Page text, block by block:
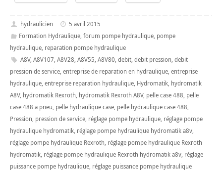
hydraulicien
5 avril 2015
Formation Hydraulique, forum pompe hydraulique, pompe
hydraulique, reparation pompe hydraulique
A8V, A8V107, A8V28, A8V55, A8V80, debit, debit pression, debit
pression de service, entreprise de reparation en hydraulique, entreprise
hydraulique, entreprise reparation hydraulique, Hydromatik, hydromatik
A8V, hydromatik Rexroth, hydromatik Rexroth A8V, pelle case 488, pelle
case 488 a pneu, pelle hydraulique case, pelle hydraulique case 488,
Pression, pression de service, réglage pompe hydraulique, réglage pompe
hydraulique hydromatik, réglage pompe hydraulique hydromatik a8v,
réglage pompe hydraulique Rexroth, réglage pompe hydraulique Rexroth
hydromatik, réglage pompe hydraulique Rexroth hydromatik a8v, réglage
puissance pompe hydraulique, réglage puissance pompe hydraulique